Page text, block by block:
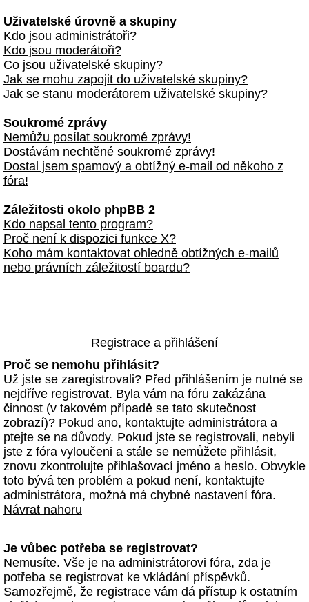
Uživatelské úrovně a skupiny
Kdo jsou administrátoři?
Kdo jsou moderátoři?
Co jsou uživatelské skupiny?
Jak se mohu zapojit do uživatelské skupiny?
Jak se stanu moderátorem uživatelské skupiny?
Soukromé zprávy
Nemůžu posílat soukromé zprávy!
Dostávám nechtěné soukromé zprávy!
Dostal jsem spamový a obtížný e-mail od někoho z
fóra!
Záležitosti okolo phpBB 2
Kdo napsal tento program?
Proč není k dispozici funkce X?
Koho mám kontaktovat ohledně obtížných e-mailů
nebo právních záležitostí boardu?
Registrace a přihlášení
Proč se nemohu přihlásit?
Už jste se zaregistrovali? Před přihlášením je nutné se
nejdříve registrovat. Byla vám na fóru zakázána
činnost (v takovém případě se tato skutečnost
zobrazí)? Pokud ano, kontaktujte administrátora a
ptejte se na důvody. Pokud jste se registrovali, nebyli
jste z fóra vyloučeni a stále se nemůžete přihlásit,
znovu zkontrolujte přihlašovací jméno a heslo. Obvykle
toto bývá ten problém a pokud není, kontaktujte
administrátora, možná má chybné nastavení fóra.
Návrat nahoru
Je vůbec potřeba se registrovat?
Nemusíte. Vše je na administrátorovi fóra, zda je
potřeba se registrovat ke vkládání příspěvků.
Samozřejmě, že registrace vám dá přístup k ostatním